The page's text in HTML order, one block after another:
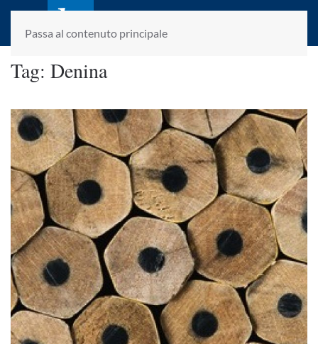
Passa al contenuto principale
laletteraturaenoi.it
fondato da Romano Luperini
Tag: Denina